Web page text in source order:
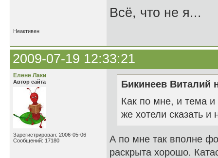
Всё, что не я...
Неактивен
2009-07-19 12:33:21
Елене Лаки
Автор сайта
Зарегистрирован: 2006-05-06
Сообщений: 17180
Бикинеев Виталий
Как по мне, и тема
же хотели сказать и
А по мне так вполне
раскрыта хорошо.